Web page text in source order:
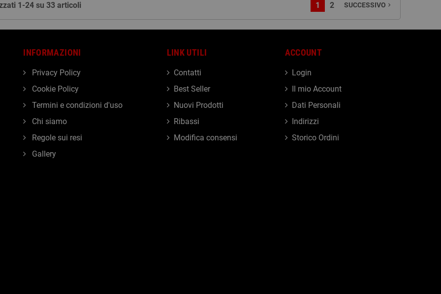
1-24 su 33 articoli 1 2 SUCCESSIVO navigate_next
LINK UTILI
Contatti
Best Seller
Nuovi Prodotti
Ribassi
Modifica consensi
ACCOUNT
Login
Il mio Account
Dati Personali
Indirizzi
Storico Ordini
INFORMAZIONI
Privacy Policy
Cookie Policy
Termini e condizioni d'uso
Chi siamo
Regole sui resi
Gallery